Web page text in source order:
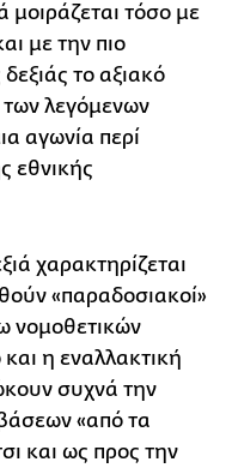
μοιράζεται τόσο με
με την πιο
το αξιακό
λεγόμενων
αγωνία περί
εθνικής
χαρακτηρίζεται
«παραδοσιακοί»
νομοθετικών
η εναλλακτική
συχνά την
«από τα
και ως προς την